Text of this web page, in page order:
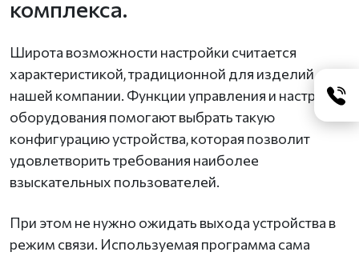
комплекса.
Широта возможности настройки считается
характеристикой, традиционной для изделий
нашей компании. Функции управления и настройка
оборудования помогают выбрать такую
конфигурацию устройства, которая позволит
удовлетворить требования наиболее
взыскательных пользователей.
При этом не нужно ожидать выхода устройства в
режим связи. Используемая программа сама